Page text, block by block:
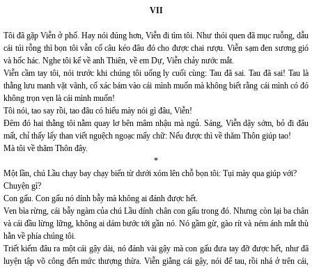
VII
Tôi đã gặp Viễn ở phố. Hay nói đúng hơn, Viễn đi tìm tôi. Như thói quen đã mục ruỗng, dẫu
cái túi rỗng thì bọn tôi vẫn cố câu kéo đâu đó cho được chai rượu. Viễn sạm đen sương gió
và hốc hác. Nghe tôi kể về anh Thiên, về em Dự, Viễn chảy nước mắt.
Viễn cầm tay tôi, nói trước khi chúng tôi uống ly cuối cùng: Tau đã sai. Tau đã sai! Tau là
thằng lưu manh vặt vãnh, cố xác bám vào cái mình muốn mà không biết rằng cái mình có đó
không trọn vẹn là cái mình muốn!
Tôi nói, tao say rồi, tao đâu có hiểu mày nói gì đâu, Viễn!
Đêm đó hai thằng tôi nằm quay lơ bên mâm nhậu mà ngủ. Sáng, Viễn dậy sớm, bỏ đi đâu
mất, chỉ thấy lấy than viết nguệch ngoạc mấy chữ: Nếu được thì về thăm Thôn giúp tao!
Mà tôi về thăm Thôn đây.
*
Một lần, chú Lầu chạy bay chạy biến từ dưới xóm lên chỗ bọn tôi: Tụi mày qua giúp với?
Chuyện gì?
Con gấu. Con gấu nó dính bẫy mà không ai đánh được hết.
Ven bìa rừng, cái bẫy ngàm của chú Lầu dính chân con gấu trong đó. Nhưng còn lại ba chân
và cái đầu lừng lững, không ai dám bước tới gần nó. Nó gầm gừ, gào rít và ném ánh mắt thù
hằn về phía chúng tôi.
Triết kiếm đâu ra một cái gậy dài, nó đánh vài gậy mà con gấu đưa tay đỡ được hết, như đã
luyện tập võ công đến mức thượng thừa. Viễn giằng cái gậy, nói để tau, rồi nhá ở trên cái,